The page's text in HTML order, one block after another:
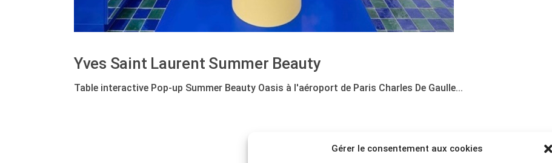
Gérer le consentement aux cookies
Yves Saint Laurent Summer Beauty
Table interactive Pop-up Summer Beauty Oasis à l'aéroport de Paris Charles De Gaulle...